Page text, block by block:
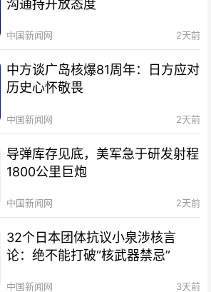
沟通持开放态度
中国新闻网 2天前
中方谈广岛核爆81周年：日方应对
历史心怀敬畏
中国新闻网 2天前
导弹库存见底，美军急于研发射程
1800公里巨炮
中国新闻网 2天前
32个日本团体抗议小泉涉核言
论：绝不能打破“核武器禁忌”
中国新闻网 3天前